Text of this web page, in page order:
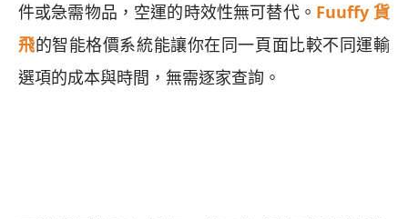
件或急需物品，空運的時效性無可替代。 Fuuffy 貨
飛的智能格價系統能讓你在同一頁面比較不同運輸
選項的成本與時間，無需逐家查詢。